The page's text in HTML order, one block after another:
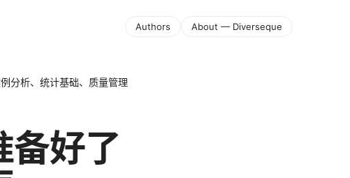
Authors About — Diverseque
分析、统计基础、质量管理
备好了